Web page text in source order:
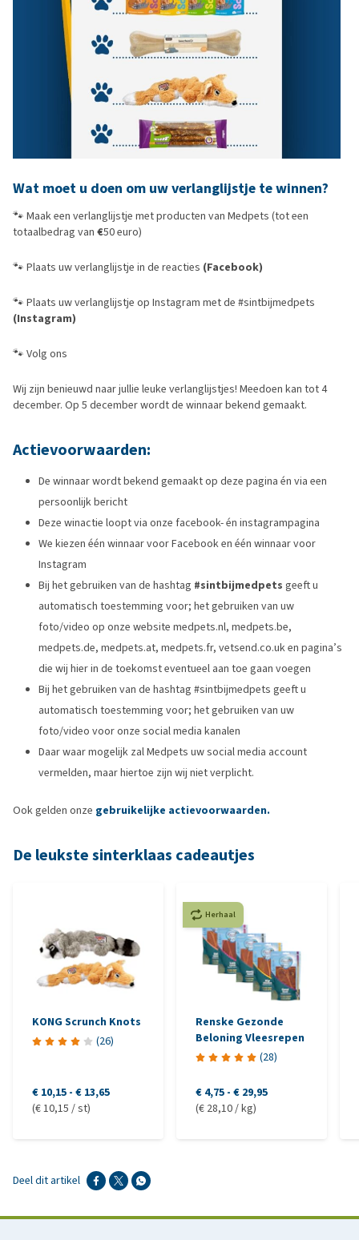
Wat moet u doen om uw verlanglijstje te winnen?
🐾 Maak een verlanglijstje met producten van Medpets (tot een
totaalbedrag van €50 euro)
🐾 Plaats uw verlanglijstje in de reacties (Facebook)
🐾 Plaats uw verlanglijstje op Instagram met de #sintbijmedpets
(Instagram)
🐾 Volg ons
Wij zijn benieuwd naar jullie leuke verlanglijstjes! Meedoen kan tot 4
december. Op 5 december wordt de winnaar bekend gemaakt.
Actievoorwaarden:
De winnaar wordt bekend gemaakt op deze pagina én via een
persoonlijk bericht
Deze winactie loopt via onze facebook- én instagrampagina
We kiezen één winnaar voor Facebook en één winnaar voor
Instagram
Bij het gebruiken van de hashtag #sintbijmedpets geeft u
automatisch toestemming voor; het gebruiken van uw
foto/video op onze website medpets.nl, medpets.be,
medpets.de, medpets.at, medpets.fr, vetsend.co.uk en pagina’s
die wij hier in de toekomst eventueel aan toe gaan voegen
Bij het gebruiken van de hashtag #sintbijmedpets geeft u
automatisch toestemming voor; het gebruiken van uw
foto/video voor onze social media kanalen
Daar waar mogelijk zal Medpets uw social media account
vermelden, maar hiertoe zijn wij niet verplicht.
Ook gelden onze gebruikelijke actievoorwaarden.
De leukste sinterklaas cadeautjes
KONG Scrunch Knots
(26)
€ 10,15 - € 13,65
(€ 10,15 / st)
Herhaal
Renske Gezonde
Beloning Vleesrepen
(28)
€ 4,75 - € 29,95
(€ 28,10 / kg)
Deel dit artikel